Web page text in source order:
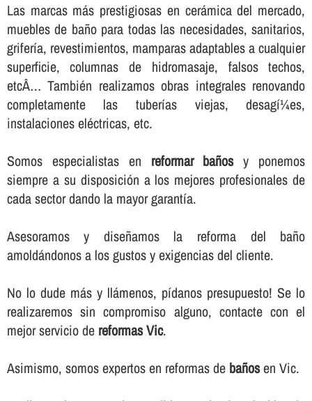
Las marcas más prestigiosas en cerámica del mercado,
muebles de baño para todas las necesidades, sanitarios,
griferí­a, revestimientos, mamparas adaptables a cualquier
superficie, columnas de hidromasaje, falsos techos,
etcÂ… También realizamos obras integrales renovando
completamente las tuberí­as viejas, desagí¼es,
instalaciones eléctricas, etc.
Somos especialistas en reformar bañosy ponemos
siempre a su disposición a los mejores profesionales de
cada sector dando la mayor garantí­a.
Asesoramos y diseñamos la reforma del baño
amoldándonos a los gustos y exigencias del cliente.
No lo dude más y llámenos, pí­danos presupuesto! Se lo
realizaremos sin compromiso alguno, contacte con el
mejor servicio de reformas Vic.
Asimismo, somos expertos en reformas de bañosen Vic.